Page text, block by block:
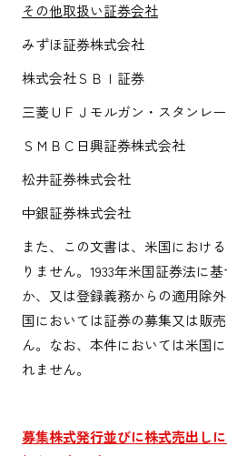
その他取扱い証券会社
みずほ証券株式会社
株式会社ＳＢＩ証券
三菱ＵＦＪモルガン・スタンレ
ＳＭＢＣ日興証券株式会社
松井証券株式会社
中銀証券株式会社
また、この文書は、米国におけ
りません。1933年米国証券法に
か、又は登録義務からの適用除
国においては証券の募集又は販
ん。なお、本件においては米国
れません。
募集株式発行並びに株式売出し